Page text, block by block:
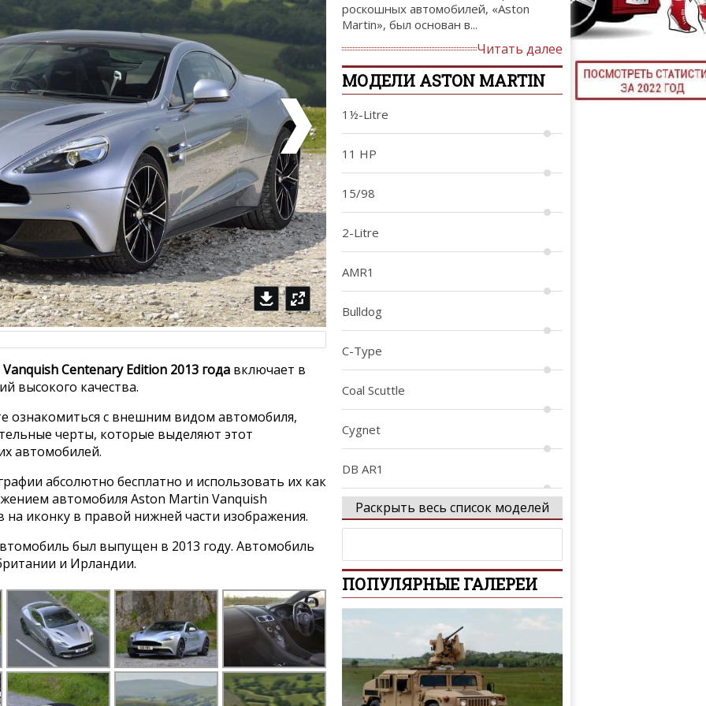
ТЮНИНГ
Centenary Edition 2013 года включает в
высокого качества.
ознакомиться с внешним видом автомобиля,
черты, которые выделяют этот
автомобилей.
абсолютно бесплатно и использовать их как
автомобиля Aston Martin Vanquish
на иконку в правой нижней части изображения.
был выпущен в 2013 году. Автомобиль
и Ирландии.
роскошных автомобилей, «Aston
Martin», был основан в...
Читать далее
МОДЕЛИ ASTON MARTIN
1½-Litre
11 HP
15/98
2-Litre
AMR1
Bulldog
C-Type
Coal Scuttle
Cygnet
DB AR1
DB1
DB11
DB3
Раскрыть весь список моделей
ПОПУЛЯРНЫЕ ГАЛЕРЕИ